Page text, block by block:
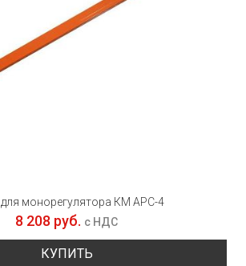
монорегулятора КМ АРС-4
8 208 руб. с НДС
КУПИТЬ